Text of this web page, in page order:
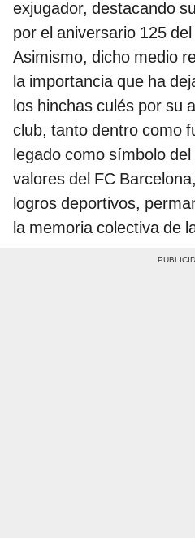
exjugador, destacando
por el aniversario 125
Asimismo, dicho medio
la importancia que ha
los hinchas culés por su
club, tanto dentro como
legado como símbolo
valores del FC
logros deportivos,
la memoria colectiva de